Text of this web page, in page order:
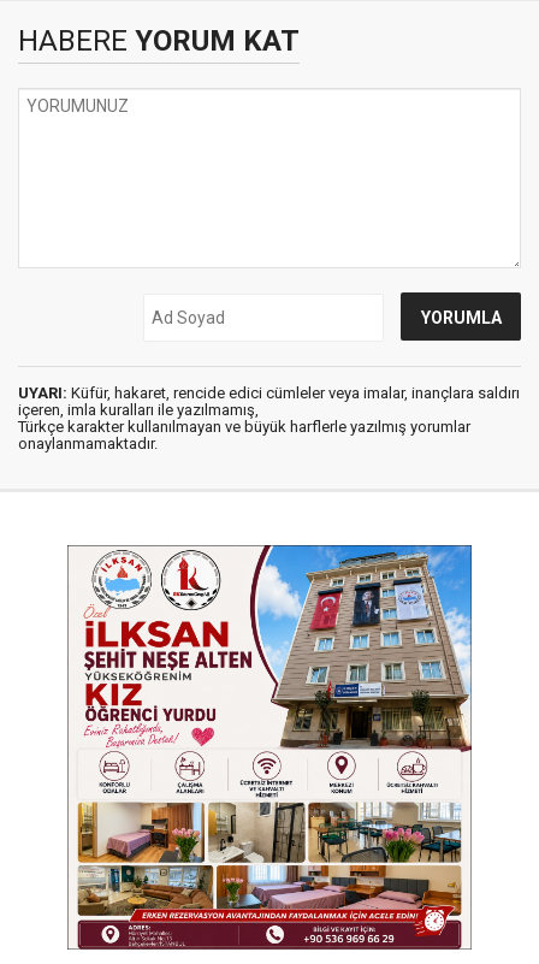
HABERE YORUM KAT
UYARI: Küfür, hakaret, rencide edici cümleler veya imalar, inançlara saldırı
içeren, imla kuralları ile yazılmamış,
Türkçe karakter kullanılmayan ve büyük harflerle yazılmış yorumlar
onaylanmamaktadır.